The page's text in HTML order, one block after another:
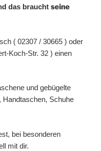
das braucht seine
( 02307 / 30665 ) oder
Koch-Str. 32 ) einen
und gebügelte
Handtaschen, Schuhe
bei besonderen
mit dir.